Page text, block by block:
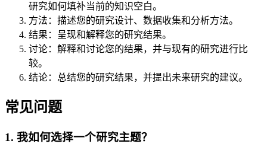
研究如何填补当前的知识空白。
方法：描述您的研究设计、数据收集和分析方法。
结果：呈现和解释您的研究结果。
讨论：解释和讨论您的结果，并与现有的研究进行比
较。
结论：总结您的研究结果，并提出未来研究的建议。
常见问题
1. 我如何选择一个研究主题？